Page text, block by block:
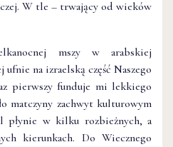
W tle – trwający od wieków
mszy w arabskiej
na izraelską część Naszego
pierwszy funduje mi lekkiego
matczyny zachwyt kulturowym
płynie w kilku rozbieżnych, a
kierunkach. Do Wiecznego